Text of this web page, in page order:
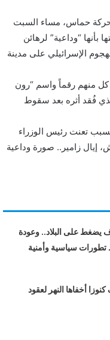
حماس، مساء السبت
بأنها “وداعية” لرهائن
الإسرائيلي على مدينة
محتجزاً، مُنح كل منهم رقماً واسم “رون
فُقد أثره بعد سقوط
تعنت رئيس الوزراء
إيال زامير.. صورة وداعية
يضغط على البلاد.. وعودة
سياسية وأمنية
أخفاها النهر لعقود